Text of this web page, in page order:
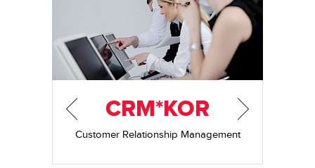
CRM*KOR
Customer Relationship Management